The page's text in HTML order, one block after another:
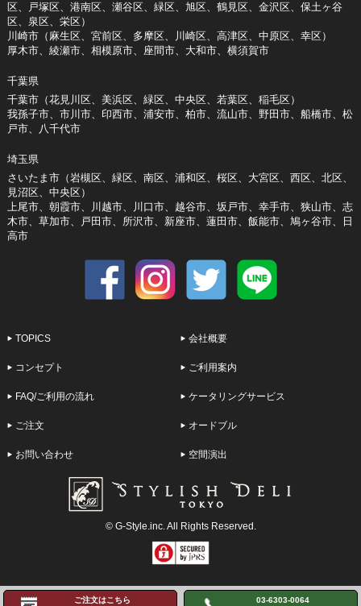
区、戸塚区、港南区、瀬谷区、緑区、旭区、鶴見区、金沢区、保土ヶ谷
区、泉区、栄区）
川崎市（麻生区、宮前区、多摩区、川崎区、高津区、中原区、幸区）
厚木市、綾瀬市、相模原市、座間市、大和市、横須賀市
千葉県
千葉市（花見川区、美浜区、緑区、中央区、若葉区、稲毛区）
我孫子市、市川市、印西市、浦安市、柏市、流山市、野田市、船橋市、松
戸市、八千代市
埼玉県
さいたま市（岩槻区、緑区、南区、浦和区、桜区、大宮区、西区、北区、
見沼区、中央区）
上尾市、朝霞市、川越市、川口市、越谷市、坂戸市、幸手市、狭山市、志
木市、草加市、戸田市、所沢市、新座市、蓮田市、飯能市、鳩ヶ谷市、日
高市
TOPICS 会社概要
コンセプト ご利用案内
FAQ/ご利用の流れ ケータリングサービス
ご注文 オードブル
お問い合わせ 空間演出
© G-Style.inc. All Rights Reserved.
ご注文はこちら 03-6303-0064